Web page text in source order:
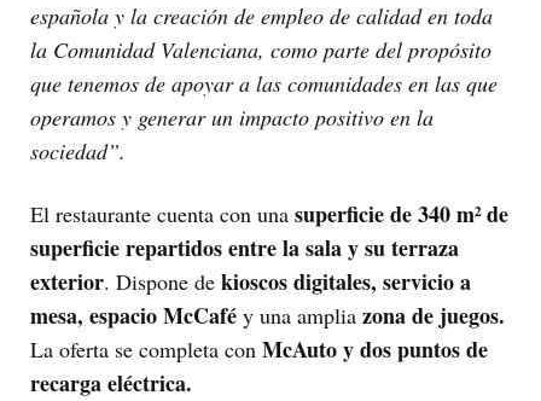
española y la creación de empleo de calidad en toda
la Comunidad Valenciana, como parte del propósito
que tenemos de apoyar a las comunidades en las que
operamos y generar un impacto positivo en la
sociedad”.
El restaurante cuenta con una superficie de 340 m² de
superficie repartidos entre la sala y su terraza
exterior. Dispone de kioscos digitales, servicio a
mesa, espacio McCafé y una amplia zona de juegos.
La oferta se completa con McAuto y dos puntos de
recarga eléctrica.